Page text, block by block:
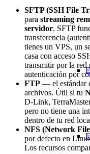
SFTP (SSH File
para streaming
servidor. SFTP
transferencia
tienes un VPS, un
casa con acceso
transmitir por la red
autenticación por
FTP — el estándar
archivos. Útil si tu
D-Link,
pero no tiene una
dentro de tu red
NFS (Network
por defecto en
Los recursos